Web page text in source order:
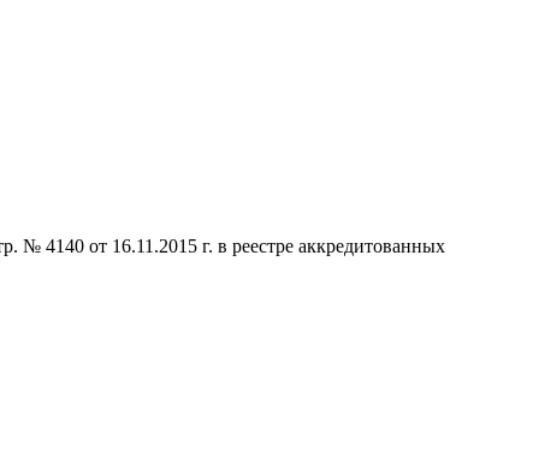
№ 4140 от 16.11.2015 г. в реестре аккредитованных